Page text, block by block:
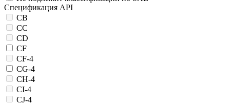
Спецификация API
CB
CC
CD
CF
CF-4
CG-4
CH-4
CI-4
CJ-4